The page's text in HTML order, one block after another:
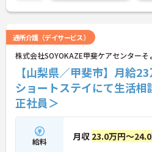
さい！
通所介護（デイサービス）
株式会社SOYOKAZE甲斐ケアセンターそ
【山梨県／甲斐市】月給
ショートステイにて生活
正社員＞
給料 月収 23.0万円～